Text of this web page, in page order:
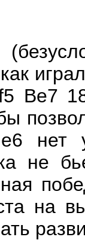
Be7
нет
не
на